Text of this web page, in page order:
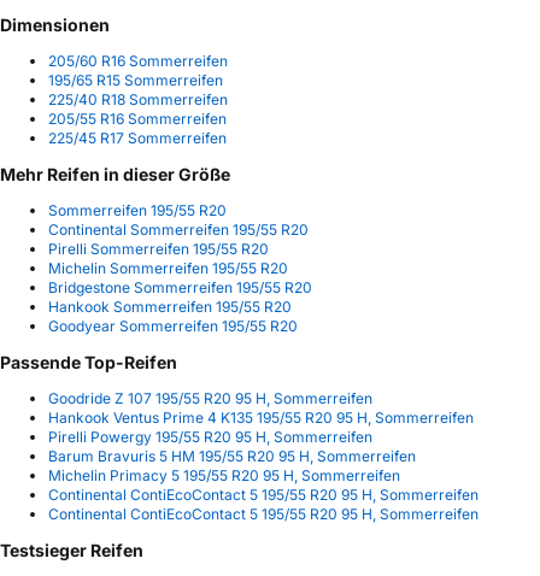
Dimensionen
205/60 R16 Sommerreifen
195/65 R15 Sommerreifen
225/40 R18 Sommerreifen
205/55 R16 Sommerreifen
225/45 R17 Sommerreifen
Mehr Reifen in dieser Größe
Sommerreifen 195/55 R20
Continental Sommerreifen 195/55 R20
Pirelli Sommerreifen 195/55 R20
Michelin Sommerreifen 195/55 R20
Bridgestone Sommerreifen 195/55 R20
Hankook Sommerreifen 195/55 R20
Goodyear Sommerreifen 195/55 R20
Passende Top-Reifen
Goodride Z 107 195/55 R20 95 H, Sommerreifen
Hankook Ventus Prime 4 K135 195/55 R20 95 H, Sommerreifen
Pirelli Powergy 195/55 R20 95 H, Sommerreifen
Barum Bravuris 5 HM 195/55 R20 95 H, Sommerreifen
Michelin Primacy 5 195/55 R20 95 H, Sommerreifen
Continental ContiEcoContact 5 195/55 R20 95 H, Sommerreifen
Continental ContiEcoContact 5 195/55 R20 95 H, Sommerreifen
Testsieger Reifen